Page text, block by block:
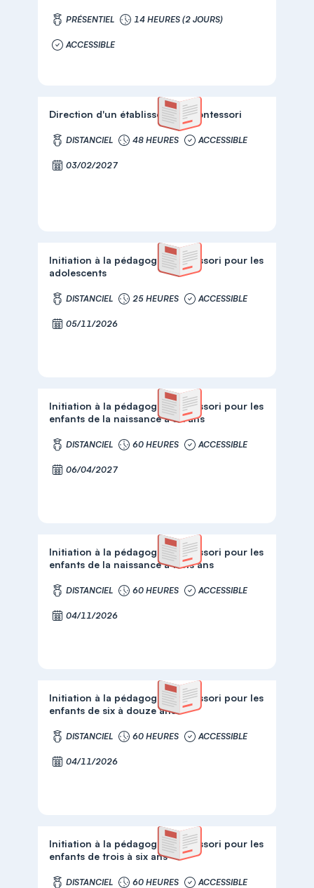
PRÉSENTIEL 14 HEURES (2 JOURS)
ACCESSIBLE
Direction d'un établissement Montessori
DISTANCIEL 48 HEURES ACCESSIBLE
03/02/2027
Initiation à la pédagogie Montessori pour les
adolescents
DISTANCIEL 25 HEURES ACCESSIBLE
05/11/2026
Initiation à la pédagogie Montessori pour les
enfants de la naissance à six ans
DISTANCIEL 60 HEURES ACCESSIBLE
06/04/2027
Initiation à la pédagogie Montessori pour les
enfants de la naissance à trois ans
DISTANCIEL 60 HEURES ACCESSIBLE
04/11/2026
Initiation à la pédagogie Montessori pour les
enfants de six à douze ans
DISTANCIEL 60 HEURES ACCESSIBLE
04/11/2026
Initiation à la pédagogie Montessori pour les
enfants de trois à six ans
DISTANCIEL 60 HEURES ACCESSIBLE